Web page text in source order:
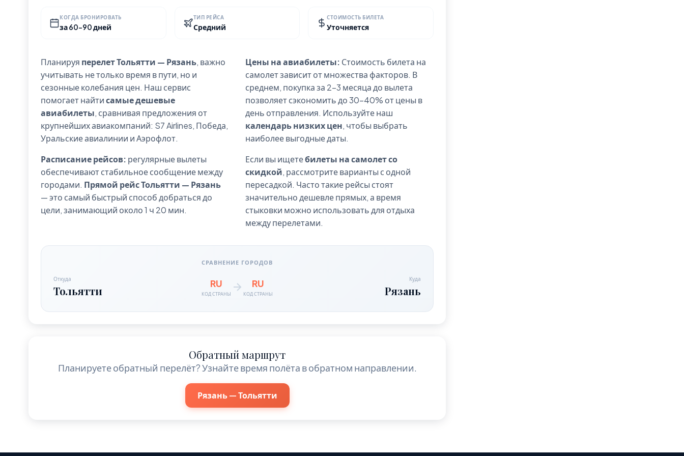
КОГДА БРОНИРОВАТЬ
за 60-90 дней
ТИП РЕЙСА
Средний
СТОИМОСТЬ БИЛЕТА
Уточняется
Планируя перелет Тольятти — Рязань, важно
учитывать не только время в пути, но и
сезонные колебания цен. Наш сервис
помогает найтисамые дешевые
авиабилеты, сравнивая предложения от
крупнейших авиакомпаний: S7 Airlines, Победа,
Уральские авиалинии и Аэрофлот.
Расписание рейсов: регулярные вылеты
обеспечивают стабильное сообщение между
городами. Прямой рейс Тольятти — Рязань
— это самый быстрый способ добраться до
цели, занимающий около 1 ч 20 мин.
Цены на авиабилеты: Стоимость билета на
самолет зависит от множества факторов. В
среднем, покупка за 2-3 месяца до вылета
позволяет сэкономить до 30-40% от цены в
день отправления. Используйте наш
календарь низких цен, чтобы выбрать
наиболее выгодные даты.
Если вы ищетебилеты на самолет со
скидкой, рассмотрите варианты с одной
пересадкой. Часто такие рейсы стоят
значительно дешевле прямых, а время
стыковки можно использовать для отдыха
между перелетами.
СРАВНЕНИЕ ГОРОДОВ
Откуда
Тольятти
RU
КОД СТРАНЫ
RU
КОД СТРАНЫ
Куда
Рязань
Обратный маршрут
Планируете обратный перелёт? Узнайте время полёта в обратном направлении.
Рязань — Тольятти